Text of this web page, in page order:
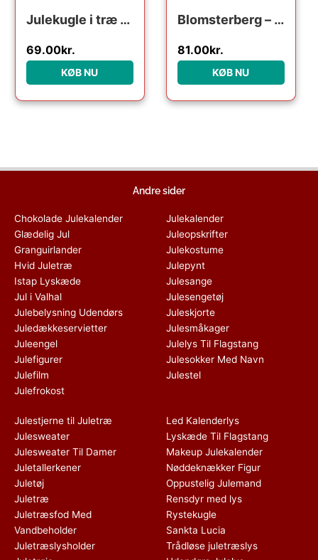
Julekugle i træ – Snemand
69.00kr.
KØB NU
Blomsterberg – s ass. forme Kageudstikker 10 stk. Stål
81.00kr.
KØB NU
Andre sider
Chokolade Julekalender
Glædelig Jul
Granguirlander
Hvid Juletræ
Istap Lyskæde
Jul i Valhal
Julebelysning Udendørs
Juledækkeservietter
Juleengel
Julefigurer
Julefilm
Julefrokost
Julekalender
Juleopskrifter
Julekostume
Julepynt
Julesange
Julesengetøj
Juleskjorte
Julesmåkager
Julelys Til Flagstang
Julesokker Med Navn
Julestel
Julestjerne til Juletræ
Julesweater
Julesweater Til Damer
Juletallerkener
Juletøj
Juletræ
Juletræsfod Med
Vandbeholder
Juletræslysholder
Led Kalenderlys
Lyskæde Til Flagstang
Makeup Julekalender
Nøddeknækker Figur
Oppustelig Julemand
Rensdyr med lys
Rystekugle
Sankta Lucia
Trådløse juletræslys